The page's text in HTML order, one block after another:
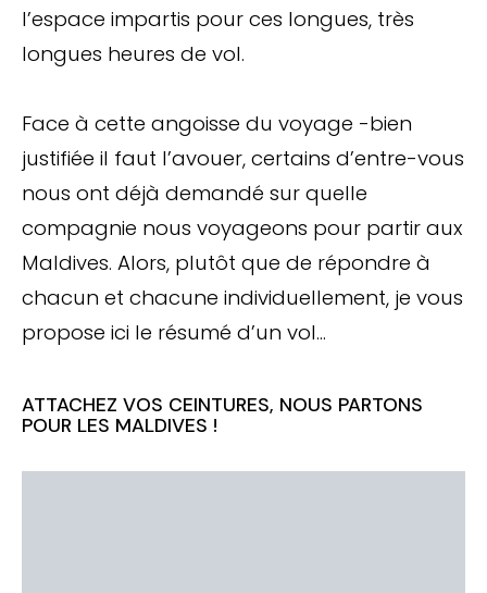
l’espace impartis pour ces longues, très
longues heures de vol.
Face à cette angoisse du voyage -bien
justifiée il faut l’avouer, certains d’entre-vous
nous ont déjà demandé sur quelle
compagnie nous voyageons pour partir aux
Maldives. Alors, plutôt que de répondre à
chacun et chacune individuellement, je vous
propose ici le résumé d’un vol…
ATTACHEZ VOS CEINTURES, NOUS PARTONS
POUR LES MALDIVES !